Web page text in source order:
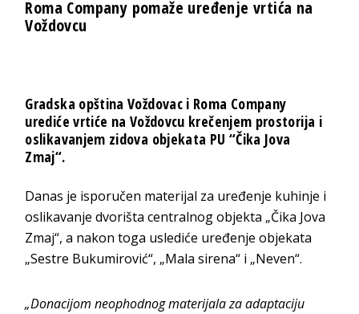
Roma Company pomaže uređenje vrtića na
Voždovcu
Gradska opština Voždovac i Roma Company
urediće vrtiće na Voždovcu krečenjem prostorija i
oslikavanjem zidova objekata PU “Čika Jova
Zmaj“.
Danas je isporučen materijal za uređenje kuhinje i
oslikavanje dvorišta centralnog objekta „Čika Jova
Zmaj“, a nakon toga uslediće uređenje objekata
„Sestre Bukumirović“, „Mala sirena“ i „Neven“.
„Donacijom neophodnog materijala za adaptaciju